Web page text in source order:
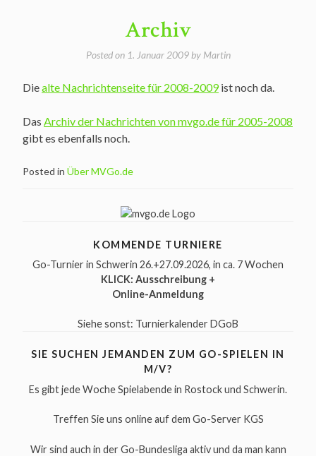
Archiv
Posted on 1. Januar 2009by Martin
Diealte Nachrichtenseite für 2008-2009ist noch da.
Das Archiv der Nachrichten von mvgo.de für 2005-2008
gibt es ebenfalls noch.
Posted in Über MVGo.de
KOMMENDE TURNIERE
Go-Turnier in Schwerin 26.+27.09.2026, in ca. 7 Wochen
KLICK: Ausschreibung +
Online-Anmeldung
Siehe sonst: Turnierkalender DGoB
SIE SUCHEN JEMANDEN ZUM GO-SPIELEN IN
M/V?
Es gibt jede WocheSpielabendein Rostock und Schwerin.
Treffen Sie uns online auf dem Go-Server KGS
Wir sind auch in derGo-Bundesliga aktiv und da man kann